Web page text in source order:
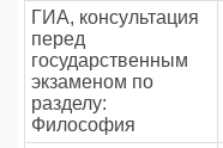
ГИА, консультация
перед
государственным
экзаменом по
разделу:
Философия